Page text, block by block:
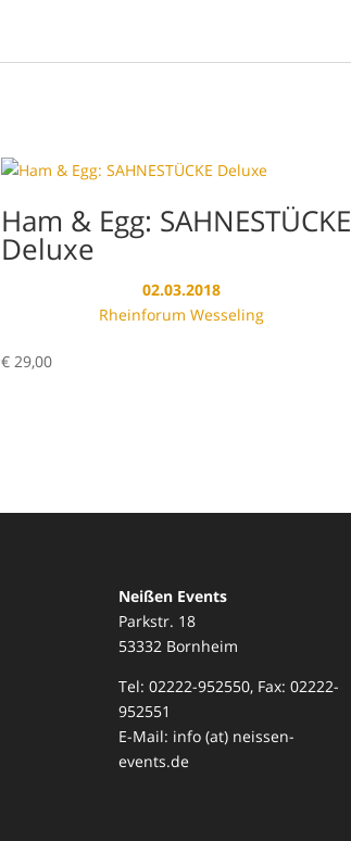
Ham & Egg: SAHNESTÜCKE
Deluxe
02.03.2018
Rheinforum Wesseling
€ 29,00
Neißen Events
Parkstr. 18
53332 Bornheim
Tel: 02222-952550, Fax: 02222-
952551
E-Mail: info (at) neissen-
events.de